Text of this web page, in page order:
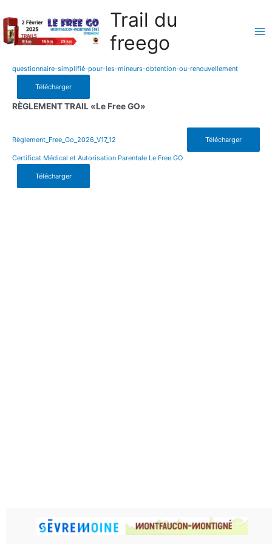
au
contenu
Trail du
freego
questionnaire-simplifié-pour-les-mineurs-obtention-ou-renouvellement
Télécharger
RÈGLEMENT TRAIL «Le Free GO»
Règlement_Free_Go_2026_V17_12 Télécharger
Certificat Médical et Autorisation Parentale Le Free GO
Télécharger